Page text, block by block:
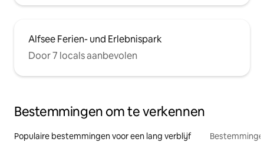
Alfsee Ferien- und Erlebnispark
Door 7 locals aanbevolen
Bestemmingen om te verkennen
Populaire bestemmingen voor een lang verblijf